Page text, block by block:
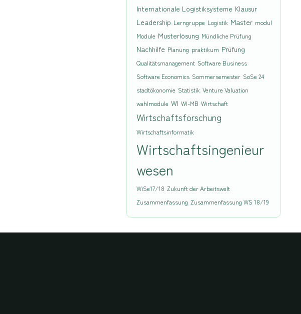
Internationale Logistiksysteme Klausur
Leadership Lerngruppe Logistik Master modul
Module Musterlösung Mündliche Prüfung
Nachhilfe Planung praktikum Prüfung
Qualitätsmanagement Software Business
Software Economics Sommersemester SoSe 24
stadtökonomie Statistik Venture Valuation
wahlmodule WI WI-MB Wirtschaft
Wirtschaftsforschung
Wirtschaftsinformatik
Wirtschaftsingenieur
wesen
WiSe17/18 Zukunft der Arbeitswelt
Zusammenfassung Zusammenfassung WS 18/19